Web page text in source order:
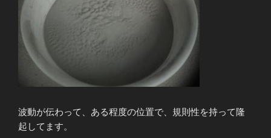
波動が伝わって、ある程度の位置で、規則性を持って隆
起してます。